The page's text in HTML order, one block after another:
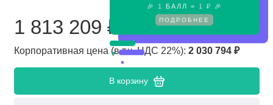
🎉
1 БАЛЛ = 1 ₽ 🎉
ПОДРОБНЕЕ
1 813 209 ₽
Корпоративная цена (в т.ч. НДС 22%): 2 030 794 ₽
В корзину